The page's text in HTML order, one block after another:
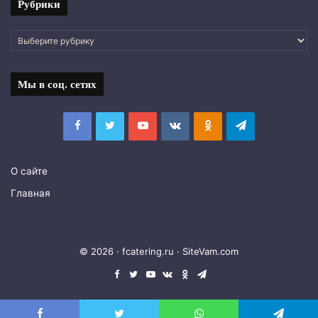
Рубрики
Рубрики
Мы в соц. сетях
FacebookTwitterYouTubevk.comОдноклассники
Telegram
О сайте
Главная
© 2026 · fcatering.ru · SiteVam.com
Facebook
TwitterYouTubevk.comОдноклассники
Telegram